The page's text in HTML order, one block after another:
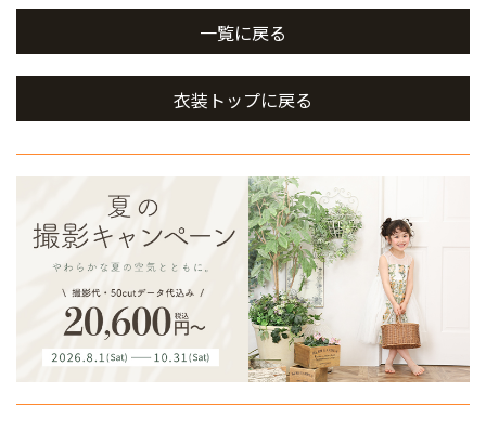
一覧に戻る
衣装トップに戻る